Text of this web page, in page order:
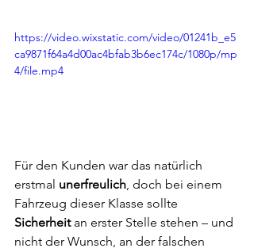
https://video.wixstatic.com/video/01241b_e5
ca9871f64a4d00ac4bfab3b6ec174c/1080p/mp
4/file.mp4
Für den Kunden war das natürlich
erstmal unerfreulich , doch bei einem
Fahrzeug dieser Klasse sollte
Sicherheit an erster Stelle stehen – und
nicht der Wunsch, an der falschen